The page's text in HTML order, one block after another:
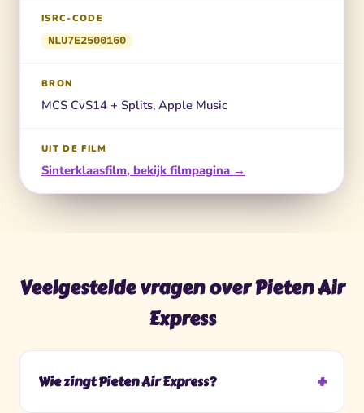
ISRC-CODE
NLU7E2500160
BRON
MCS CvS14 + Splits, Apple Music
UIT DE FILM
Sinterklaasfilm, bekijk filmpagina →
Veelgestelde vragen over Pieten Air
Express
Wie zingt Pieten Air Express?